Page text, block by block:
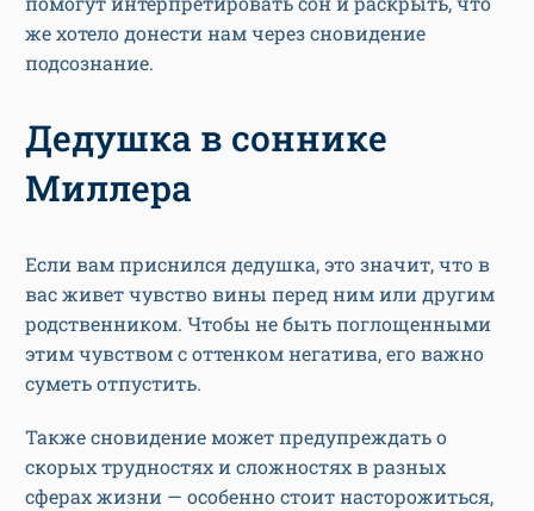
же хотело донести нам через сновидение
подсознание.
Дедушка в соннике
Миллера
Если вам приснился дедушка, это значит, что в
вас живет чувство вины перед ним или другим
родственником. Чтобы не быть поглощенными
этим чувством с оттенком негатива, его важно
суметь отпустить.
Также сновидение может предупреждать о
скорых трудностях и сложностях в разных
сферах жизни — особенно стоит насторожиться,